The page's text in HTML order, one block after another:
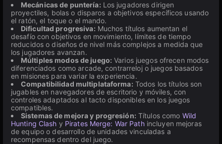
Mecánicas de puntería: Los jugadores dirigen
proyectiles, bolas o disparos a objetivos específicos usando
el ratón, el toque o el mando.
Dificultad progresiva: Muchos títulos aumentan el
desafío con objetivos en movimiento, límites de tiempo
reducidos o diseños de nivel más complejos a medida que
los jugadores avanzan.
Múltiples modos de juego: Varios juegos ofrecen modos
diferenciados como arcade, contrarreloj o juegos basados
en misiones para variar la experiencia.
Compatibilidad multiplataforma: Todos los títulos son
jugables en navegadores de escritorio y móviles, con
controles adaptados al tacto disponibles en los juegos
compatibles.
Sistemas de mejora y progresión: Títulos como Wild
Hunting Clash y Pirates Merge: War Pathincluyen mejoras
de equipo o desarrollo de unidades vinculadas a
recompensas dentro del juego.